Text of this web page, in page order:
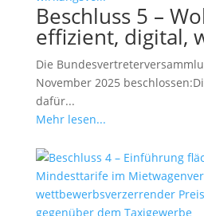
Beschluss 5 –
effizient, digital,
Die
November 2025
dafür...
Mehr lesen...